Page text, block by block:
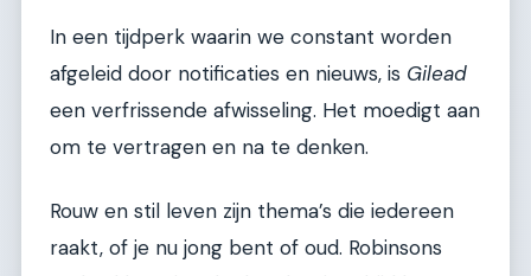
In een tijdperk waarin we constant worden
afgeleid door notificaties en nieuws, is Gilead
een verfrissende afwisseling. Het moedigt aan
om te vertragen en na te denken.
Rouw en stil leven zijn thema’s die iedereen
raakt, of je nu jong bent of oud. Robinsons